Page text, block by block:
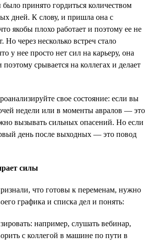
принято гордиться количеством
дней. К слову, и пришла она с
якобы плохо работает и поэтому ее не
Но через несколько встреч стало
у нее просто нет сил на карьеру, она
срывается на коллегах и делает
свое состояние: если вы
недели или в моменты авралов — это
вызывать сильных опасений. Но если
день после выходных — это повод
силы
что готовы к переменам, нужно
графика и списка дел и понять:
например, слушать вебинар,
с коллегой в машине по пути в